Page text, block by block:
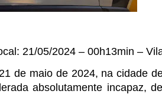
21/05/2024 – 00h13min –
de maio de 2024, na cidade
absolutamente incapaz,